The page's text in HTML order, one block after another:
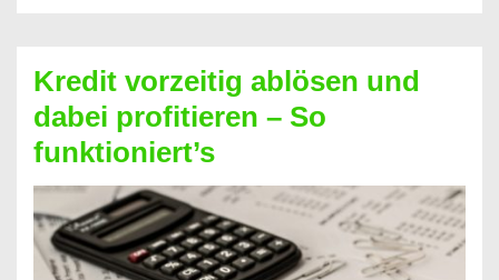
Kredit
berechnen
–
Mit
diesen
Regeln!
Kredit vorzeitig ablösen und
dabei profitieren – So
funktioniert’s